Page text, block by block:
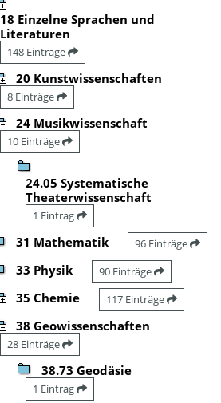
18 Einzelne Sprachen und
Literaturen
148 Einträge
20 Kunstwissenschaften
8 Einträge
24 Musikwissenschaft
10 Einträge
24.05 Systematische
Theaterwissenschaft
1 Eintrag
31 Mathematik 96 Einträge
33 Physik 90 Einträge
35 Chemie 117 Einträge
38 Geowissenschaften
28 Einträge
38.73 Geodäsie
1 Eintrag